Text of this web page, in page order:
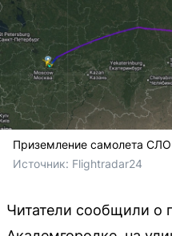
Приземление самолета
Источник: Flightradar24
Читатели сообщили о